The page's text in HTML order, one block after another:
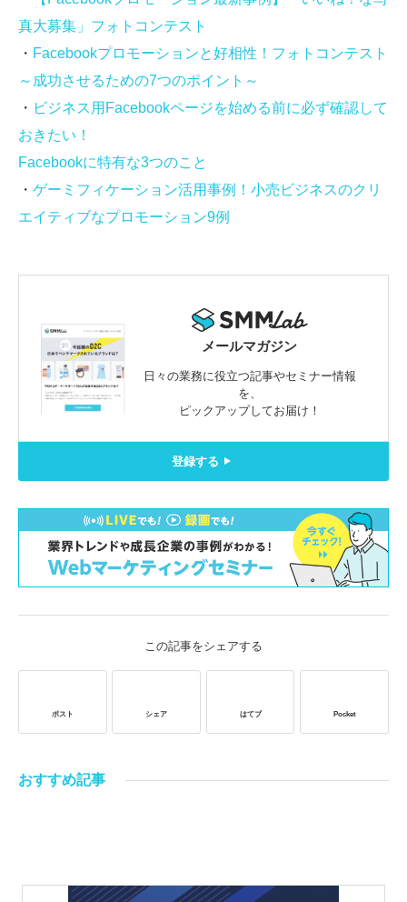
真大募集」フォトコンテスト
・ Facebookプロモーションと好相性！フォトコンテスト
～成功させるための7つのポイント～
・ ビジネス用Facebookページを始める前に必ず確認して
おきたい！
Facebookに特有な3つのこと
・ ゲーミフィケーション活用事例！小売ビジネスのクリ
エイティブなプロモーション9例
メールマガジン
日々の業務に役立つ記事やセミナー情報
を、
ピックアップしてお届け！
登録する
この記事をシェアする
ポスト シェア はてブ Pocket
おすすめ記事